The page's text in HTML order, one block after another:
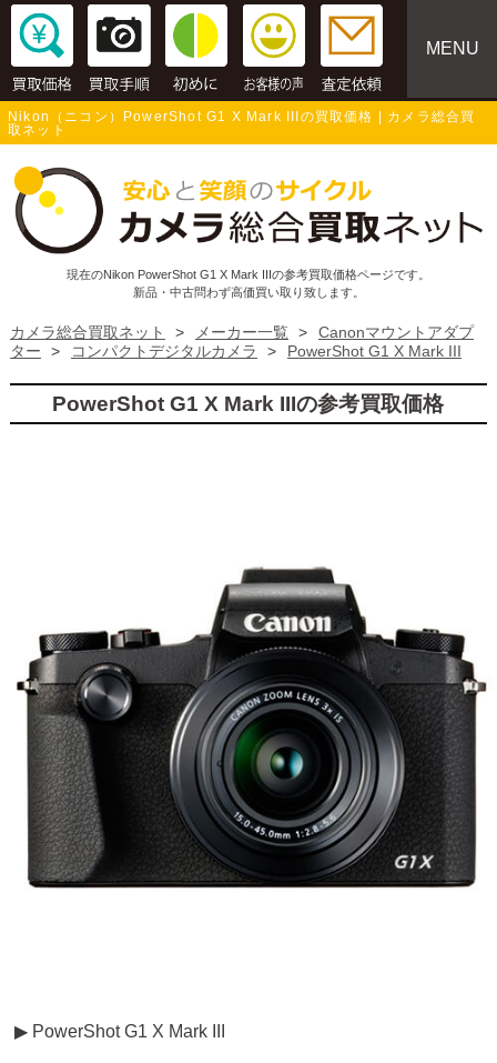
MENU
Nikon（ニコン）PowerShot G1 X Mark IIIの買取価格 | カメラ総合買
取ネット
現在のNikon PowerShot G1 X Mark IIIの参考買取価格ページです。
新品・中古問わず高価買い取り致します。
カメラ総合買取ネット > メーカー一覧 >
Canonマウントアダプ
ター
> コンパクトデジタルカメラ > PowerShot G1 X Mark III
PowerShot G1 X Mark IIIの参考買取価格
▶ PowerShot G1 X Mark III